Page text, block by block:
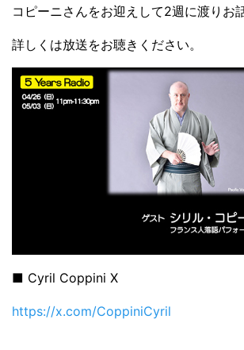
コピーニさんをお迎えして2週に渡りお
詳しくは放送をお聴きください。
■ Cyril Coppini X
https://x.com/CoppiniCyril